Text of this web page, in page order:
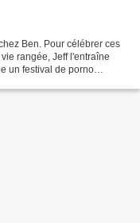
Ben. Pour célébrer ces
rangée, Jeff l'entraîne
un festival de porno